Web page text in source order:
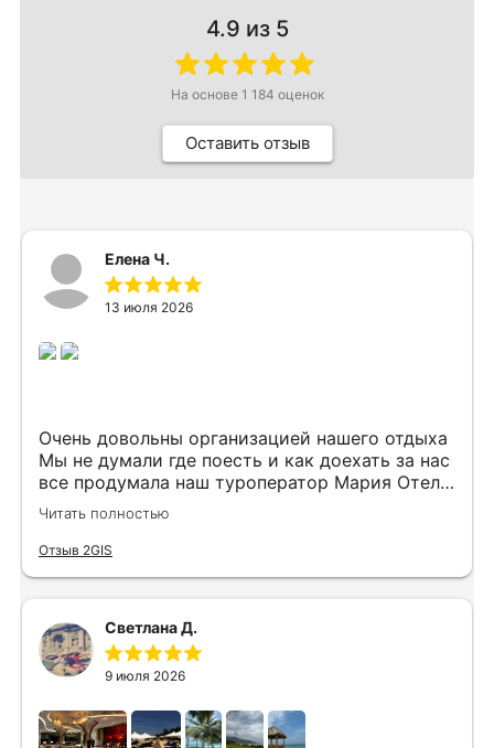
4.9 из 5
На основе 1 184 оценок
Оставить отзыв
Елена Ч.
13 июля 2026
Очень довольны организацией нашего отдыха
Мы не думали где поесть и как доехать за нас
все продумала наш туроператор Мария Отель
в котором мы жили находится в тихом месте
в шаговой доступности большое количество
достопримечательностей и мест где можно
Читать полностью
Отзыв 2GIS
Светлана Д.
9 июля 2026